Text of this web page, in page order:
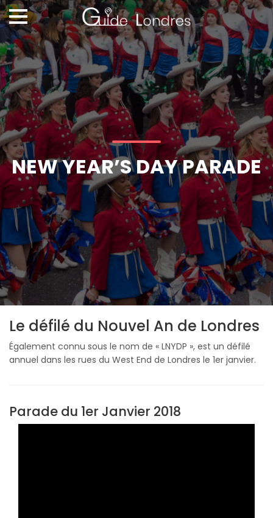
NEW YEAR’S DAY PARADE
Le défilé du Nouvel An de Londres
Également connu sous le nom de « LNYDP », est un défilé
annuel dans les rues du West End de Londres le 1er janvier.
Parade du 1er Janvier 2018